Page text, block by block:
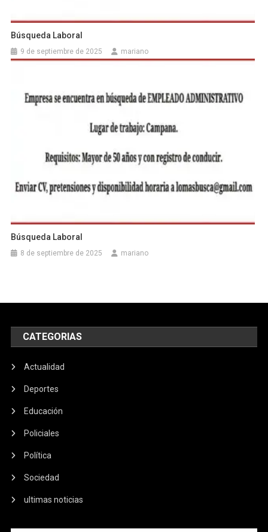
Búsqueda Laboral
9 de septiembre de 2025 mariano
Búsqueda Laboral
8 de septiembre de 2025 mariano
CATEGORIAS
Actualidad
Deportes
Educación
Policiales
Política
Sociedad
ultimas noticias